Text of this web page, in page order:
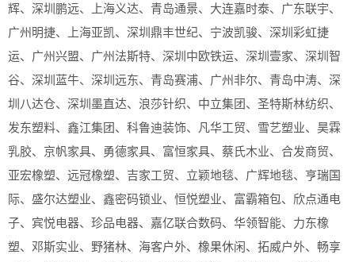
辉、深圳鹏远、上海义达、青岛通景、大连嘉时泰、广东联宇、
广州明捷、上海亚凯、深圳鼎丰世纪、宁波凯骏、深圳彩虹捷
运、广州兴盟、广州法斯特、深圳中欧铁运、深圳壹家、深圳智
谷、深圳蓝牛、深圳远东、青岛赛浦、广州非尔、青岛中涛、深
圳八达仓、深圳墨直达、浪莎针织、中立集团、圣特斯林纺织、
发东塑料、鑫江集团、科鲁迪装饰、凡华工贸、雪艺塑业、昊霖
乳胶、京帆家具、勇德家具、富恒家具、蔡氏木业、合发商贸、
亚宏橡塑、远冠橡塑、吉家工贸、立颖地毯、广辉地毯、亨瑞国
际、盛尔达塑业、鑫密码锁业、恒悦塑业、富霸箱包、欣点通电
子、宾悦电器、珍品电器、嘉亿联合数码、华领智能、力东橡
塑、邓斯实业、野猪林、海客户外、橡果休闲、拓威户外、畅享